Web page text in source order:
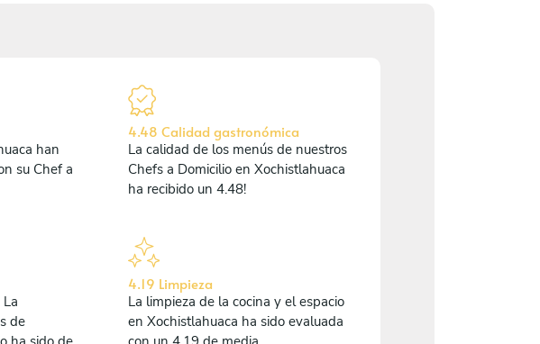
han
su Chef a
4.48 Calidad gastronómica
La calidad de los menús de nuestros
Chefs a Domicilio en Xochistlahuaca
ha recibido un 4.48!
de
4.19 Limpieza
La limpieza de la cocina y el espacio
en Xochistlahuaca ha sido evaluada